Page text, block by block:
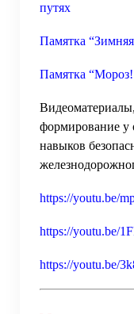
путях
Памятка
Памятка
формирование у
навыков
https://youtu.be/
https://youtu.be/
https://youtu.be/